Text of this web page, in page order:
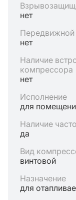
нет
Передвижной
нет
Наличие
компрессора
нет
Исполнение
для
Наличие
да
Вид
винтовой
Назначение
для